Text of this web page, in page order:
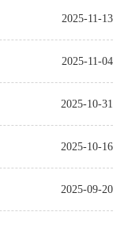
2025-11-13
2025-11-04
2025-10-31
2025-10-16
2025-09-20